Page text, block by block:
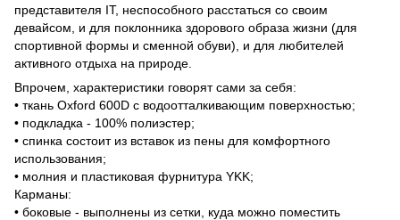
представителя IT, неспособного расстаться со своим
девайсом, и для поклонника здорового образа жизни (для
спортивной формы и сменной обуви), и для любителей
активного отдыха на природе.
Впрочем, характеристики говорят сами за себя:
• ткань Oxford 600D с водоотталкивающим поверхностью;
• подкладка - 100% полиэстер;
• спинка состоит из вставок из пены для комфортного
использования;
• молния и пластиковая фурнитура YKK;
Карманы:
• боковые - выполнены из сетки, куда можно поместить